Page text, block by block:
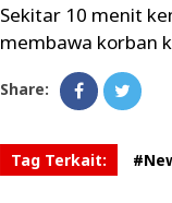
Sekitar 10 menit
membawa korban
Share:
Tag Terkait: